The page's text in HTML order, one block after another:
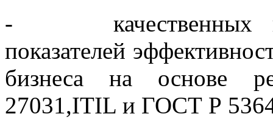
- качественных и
показателей
бизнеса на основе
27031,ITIL и ГОСТ Р